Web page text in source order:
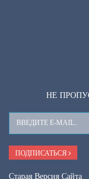
НЕ
Ваш
E-
Mail
ПОДПИСАТЬСЯ
Старая Версия Сайта